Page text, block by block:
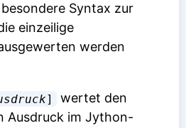
Syntax zur
einzeilige
werden
]
wertet den
Ausdruck im Jython-